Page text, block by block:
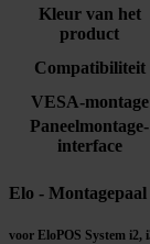
Kleur van het
product
Compatibiliteit
VESA-montage
Paneelmontage-
interface
Elo -
voor EloPOS System i2,